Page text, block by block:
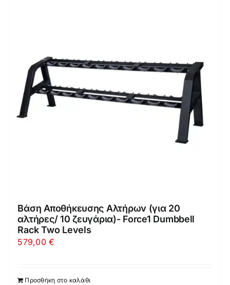
Βάση Αποθήκευσης Αλτήρων (για 20
αλτήρες/ 10 ζευγάρια)- Force1 Dumbbell
Rack Two Levels
579,00€
Προσθήκη στο καλάθι